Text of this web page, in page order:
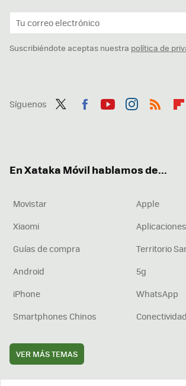
Suscribiéndote aceptas nuestra política de
Síguenos
En Xataka Móvil hablamos de...
Movistar
Apple
Xiaomi
Aplicaciones
Guías de compra
Territorio
Android
5g
iPhone
WhatsApp
Smartphones Chinos
VER MÁS TEMAS